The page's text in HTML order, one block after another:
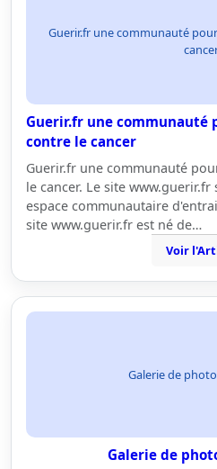
Guerir.fr une communauté
Guerir.fr une communauté
contre le cancer
Guerir.fr une communauté
le cancer. Le site
espace communautaire
site www.guerir.fr est né de…
Voir
Galerie de
Galerie de